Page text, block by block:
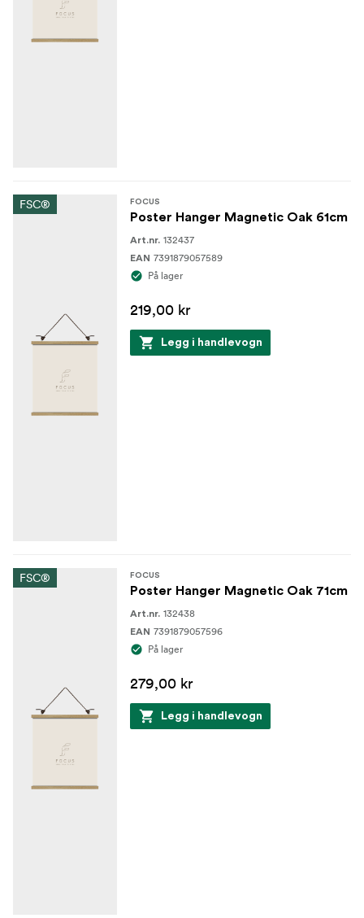
FSC® FOCUS
Poster Hanger Magnetic Oak 61cm
Art.nr. 132437
EAN 7391879057589
På lager
219,00 kr
Legg i handlevogn
FSC® FOCUS
Poster Hanger Magnetic Oak 71cm
Art.nr. 132438
EAN 7391879057596
På lager
279,00 kr
Legg i handlevogn